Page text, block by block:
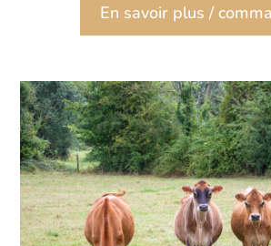
En savoir plus /